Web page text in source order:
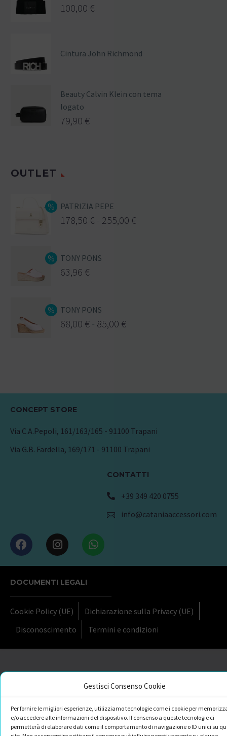
Gestisci Consenso Cookie
Per fornire le migliori esperienze, utilizziamo tecnologie come i cookie per
e/o accedere alle informazioni del dispositivo. Il consenso a queste tecnologie ci
permetterà di elaborare dati come il comportamento di navigazione o ID unici su
100,00 €
Cintura John Richmond
Beauty Calvin Klein con tema
logato
79,90 €
OUTLET
PATRIZIA PEPE
178,50 € 255,00 €
TONY PONS
63,96 €
TONY PONS
68,00 € 85,00 €
CONCEPT STORE
Via C.A.Pepoli, 161/163/165 - 91100 Trapani
Via G.B. Fardella, 169/171 - 91100 Trapani
CONTATTI
+39 349 420 0755
info@cataniaaccessori.com
DOCUMENTI LEGALI
Cookie Policy (UE)
Dichiarazione sulla Privacy (UE)
Disconoscimento
Termini e condizioni